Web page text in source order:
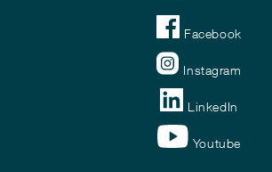
Facebook
Instagram
LinkedIn
Youtube